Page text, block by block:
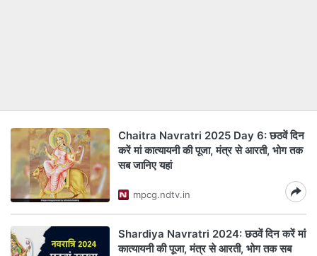
Chaitra Navratri 2025 Day 6: छठवें दिन
करें मां कात्यायनी की पूजा, मंत्र से आरती, भोग तक
सब जानिए यहां
mpcg.ndtv.in
Shardiya Navratri 2024: छठवें दिन करें मां
कात्यायनी की पूजा, मंत्र से आरती, भोग तक सब